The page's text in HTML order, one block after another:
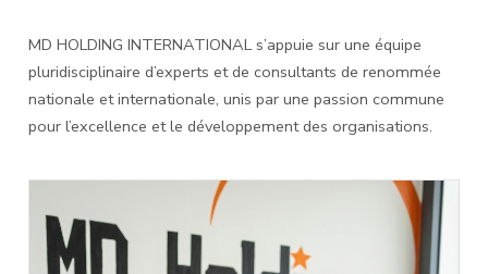
MD HOLDING INTERNATIONAL s’appuie sur une équipe
pluridisciplinaire d’experts et de consultants de renommée
nationale et internationale, unis par une passion commune
pour l’excellence et le développement des organisations.